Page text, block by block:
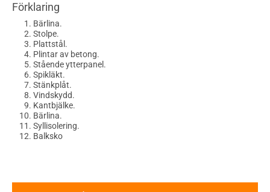
Förklaring
Bärlina.
Stolpe.
Plattstål.
Plintar av betong.
Stående ytterpanel.
Spikläkt.
Stänkplåt.
Vindskydd.
Kantbjälke.
Bärlina.
Syllisolering.
Balksko